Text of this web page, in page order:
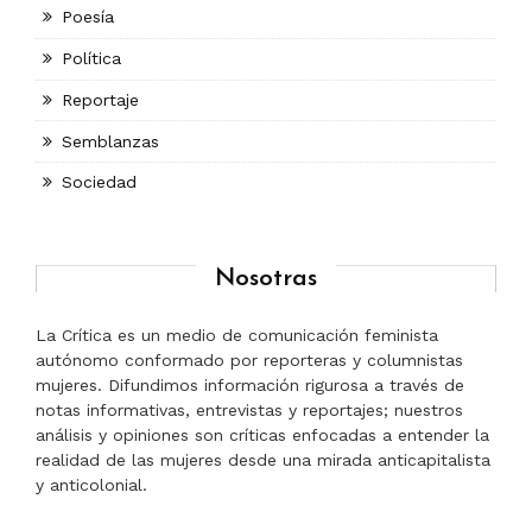
Poesía
Política
Reportaje
Semblanzas
Sociedad
Nosotras
La Crítica es un medio de comunicación feminista
autónomo conformado por reporteras y columnistas
mujeres. Difundimos información rigurosa a través de
notas informativas, entrevistas y reportajes; nuestros
análisis y opiniones son críticas enfocadas a entender la
realidad de las mujeres desde una mirada anticapitalista
y anticolonial.